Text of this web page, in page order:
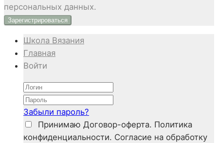
персональных данных.
Школа Вязания
Главная
Войти
Забыли пароль?
Принимаю Договор-оферта. Политика
конфиденциальности. Согласие на обработку